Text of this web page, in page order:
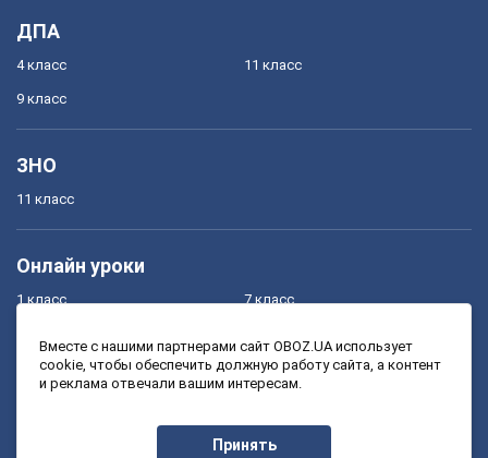
ДПА
4 класс
9 класс
11 класс
ЗНО
11 класс
Онлайн уроки
1 класс
3 класс
7 класс
9 класс
Вместе с нашими партнерами сайт OBOZ.UA использует
cookie, чтобы обеспечить должную работу сайта, а контент
и реклама отвечали вашим интересам.
Принять